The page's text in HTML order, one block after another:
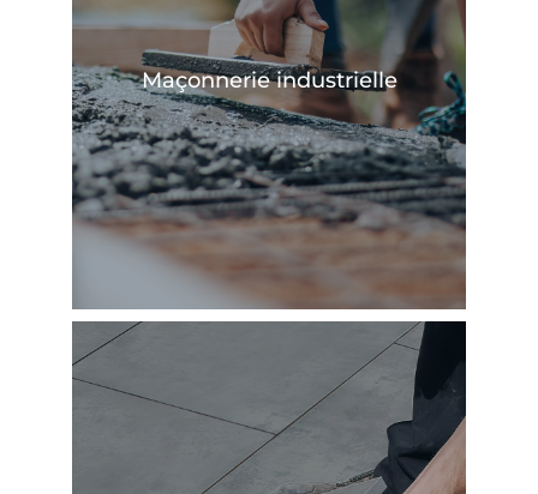
Maçonnerie industrielle
En savoir plus